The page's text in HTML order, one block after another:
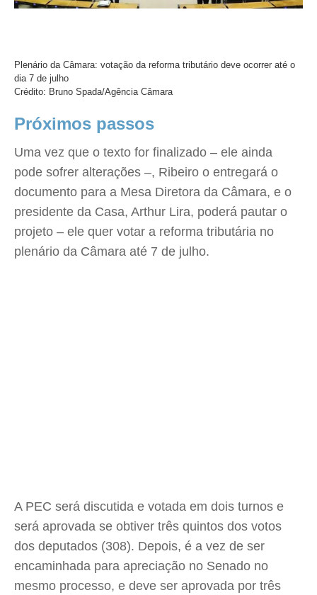
Plenário da Câmara: votação da reforma tributário deve ocorrer até o
dia 7 de julho
Crédito: Bruno Spada/Agência Câmara
Próximos passos
Uma vez que o texto for finalizado – ele ainda
pode sofrer alterações –, Ribeiro o entregará o
documento para a Mesa Diretora da Câmara, e o
presidente da Casa, Arthur Lira, poderá pautar o
projeto – ele quer votar a reforma tributária no
plenário da Câmara até 7 de julho.
A PEC será discutida e votada em dois turnos e
será aprovada se obtiver três quintos dos votos
dos deputados (308). Depois, é a vez de ser
encaminhada para apreciação no Senado no
mesmo processo, e deve ser aprovada por três